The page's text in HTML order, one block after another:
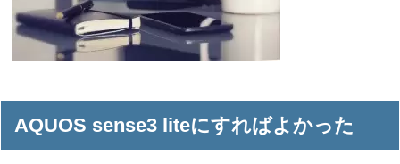
AQUOS sense3 liteにすればよかった